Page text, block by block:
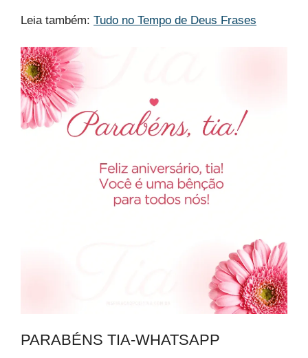
Leia também: Tudo no Tempo de Deus Frases
PARABÉNS TIA-WHATSAPP